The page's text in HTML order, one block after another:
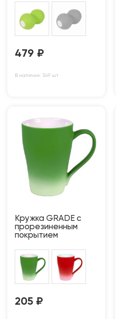
479 ₽
В наличии: 349 шт
Кружка GRADE с
прорезиненным
покрытием
205 ₽